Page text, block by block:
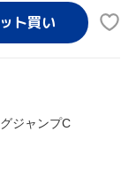
ジャンプC